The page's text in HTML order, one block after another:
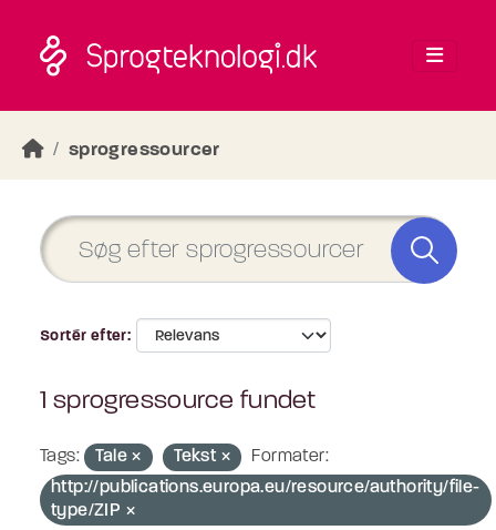
sprogressourcer
Sortér efter
1 sprogressource fundet
Tags: Tale Tekst
Formater:
http://publications.europa.eu/resource/authority/file-
type/ZIP